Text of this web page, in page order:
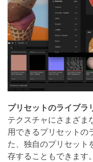
プリセットのライブラ
テクスチャにさまざま
用できるプリセットの
た、独自のプリセット
存することもできます。